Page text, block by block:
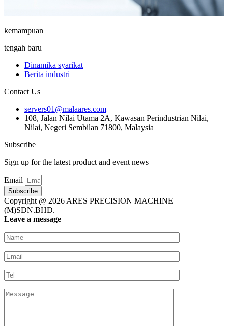
kemampuan
tengah baru
Dinamika syarikat
Berita industri
Contact Us
servers01@malaares.com
108, Jalan Nilai Utama 2A, Kawasan Perindustrian Nilai,
Nilai, Negeri Sembilan 71800, Malaysia
Subscribe
Sign up for the latest product and event news
Email
Subscribe
Copyright @ 2026 ARES PRECISION MACHINE
(M)SDN.BHD.
Leave a message